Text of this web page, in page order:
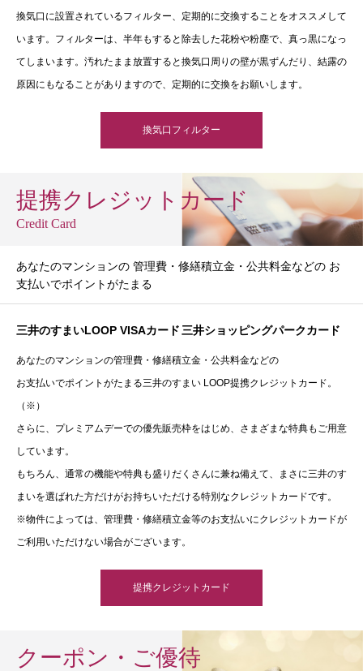
換気口に設置されているフィルター、定期的に交換することをオススメして
います。フィルターは、半年もすると除去した花粉や粉塵で、真っ黒になっ
てしまいます。汚れたまま放置すると換気口周りの壁が黒ずんだり、結露の
原因にもなることがありますので、定期的に交換をお願いします。
換気口フィルター
提携クレジットカード
Credit Card
あなたのマンションの 管理費・修繕積立金・公共料金などの お
支払いでポイントがたまる
三井のすまいLOOP VISAカード 三井ショッピングパークカード
あなたのマンションの管理費・修繕積立金・公共料金などの
お支払いでポイントがたまる三井のすまい LOOP提携クレジットカード。
（※）
さらに、プレミアムデーでの優先販売枠をはじめ、さまざまな特典もご用意
しています。
もちろん、通常の機能や特典も盛りだくさんに兼ね備えて、まさに三井のす
まいを選ばれた方だけがお持ちいただける特別なクレジットカードです。
※物件によっては、管理費・修繕積立金等のお支払いにクレジットカードが
ご利用いただけない場合がございます。
提携クレジットカード
クーポン・ご優待